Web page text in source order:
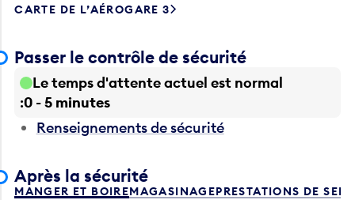
CARTE DE L’AÉROGARE 3
Passer le contrôle de sécurité
Le temps d'attente actuel est normal
0 - 5 minutes
Renseignements de sécurité
Après la sécurité
MANGER ET BOIREMAGASINAGEPRESTATIONS DE